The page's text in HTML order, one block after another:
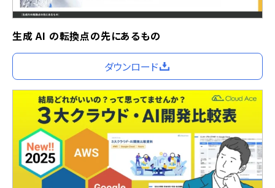
生成 AI の転換点の先にあるもの
ダウンロード